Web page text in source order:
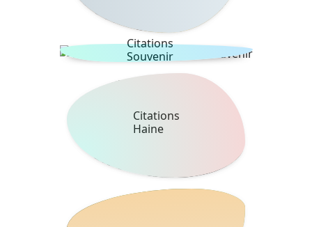
Citations
Souvenir
Citations
Haine